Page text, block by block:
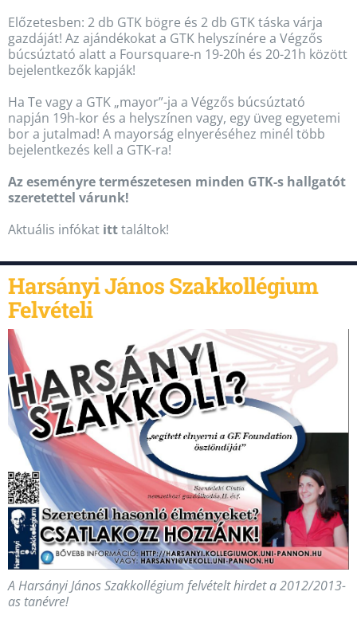
Előzetesben: 2 db GTK bögre és 2 db GTK táska várja
gazdáját! Az ajándékokat a GTK helyszínére a Végzős
búcsúztató alatt a Foursquare-n 19-20h és 20-21h között
bejelentkezők kapják!
Ha Te vagy a GTK „mayor”-ja a Végzős búcsúztató
napján 19h-kor és a helyszínen vagy, egy üveg egyetemi
bor a jutalmad! A mayorság elnyeréséhez minél több
bejelentkezés kell a GTK-ra!
Az eseményre természetesen minden GTK-s hallgatót
szeretettel várunk!
Aktuális infókat itttaláltok!
Harsányi János Szakkollégium
Felvételi
A Harsányi János Szakkollégium felvételt hirdet a 2012/2013-
as tanévre!